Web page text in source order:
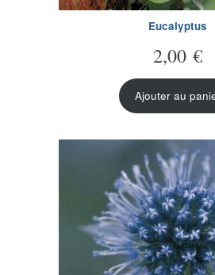
Eucalyptus
2,00 €
Ajouter au